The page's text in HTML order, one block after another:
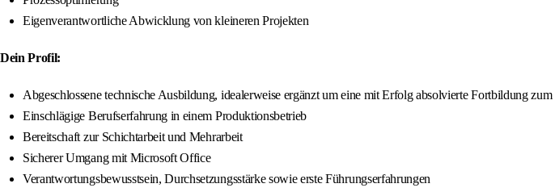
Eigenverantwortliche Abwicklung von kleineren Projekten
Dein Profil:
Abgeschlossene technische Ausbildung, idealerweise ergänzt um eine mit Erfolg absolvierte Fortbildung
Einschlägige Berufserfahrung in einem Produktionsbetrieb
Bereitschaft zur Schichtarbeit und Mehrarbeit
Sicherer Umgang mit Microsoft Office
Verantwortungsbewusstsein, Durchsetzungsstärke sowie erste Führungserfahrungen